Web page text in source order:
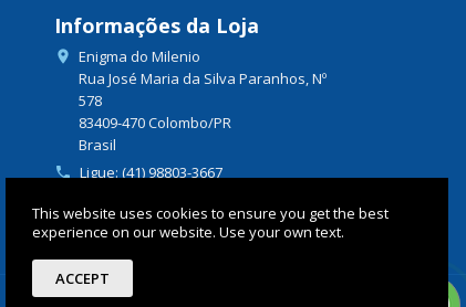
Informações da Loja
 Enigma do Milenio
Rua José Maria da Silva Paranhos, Nº
578
83409-470 Colombo/PR
Brasil
 Ligue: (41) 98803-3667
 Envie um e-mail:
mail@enigmadomilenio.com.br
This website uses cookies to ensure you get the best
experience on our website. Use your own text.
ACCEPT